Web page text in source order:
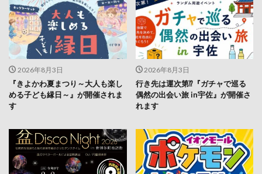
2026年8月3日
『きよかわ夏まつり～大人も楽し
める子ども縁日～』が開催されま
す
2026年8月3日
行き先は運次第⁉『ガチャで巡る
偶然の出会い旅 in宇佐』が開催さ
れます